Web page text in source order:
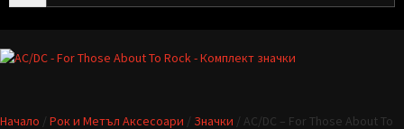
Начало / Рок и Метъл Аксесоари / Значки / AC/DC – For Those About To